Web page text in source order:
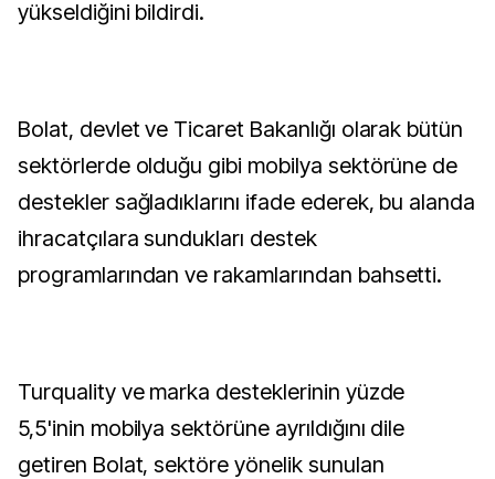
yükseldiğini bildirdi.
Bolat, devlet ve Ticaret Bakanlığı olarak bütün
sektörlerde olduğu gibi mobilya sektörüne de
destekler sağladıklarını ifade ederek, bu alanda
ihracatçılara sundukları destek
programlarından ve rakamlarından bahsetti.
Turquality ve marka desteklerinin yüzde
5,5'inin mobilya sektörüne ayrıldığını dile
getiren Bolat, sektöre yönelik sunulan